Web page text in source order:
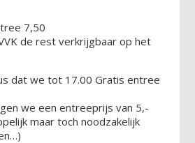
7,50
de rest verkrijgbaar op het
dat we tot 17.00 Gratis entree
we een entreeprijs van 5,-
maar toch noodzakelijk